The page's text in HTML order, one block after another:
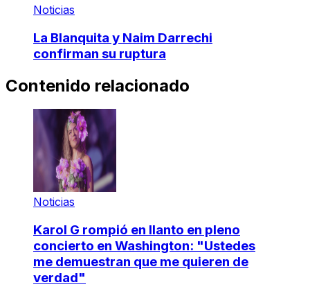
Noticias
La Blanquita y Naim Darrechi
confirman su ruptura
Contenido relacionado
Noticias
Karol G rompió en llanto en pleno
concierto en Washington: "Ustedes
me demuestran que me quieren de
verdad"